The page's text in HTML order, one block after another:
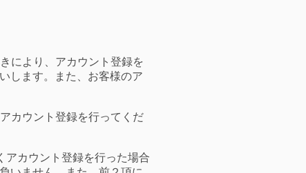
により、アカウント登録を
します。また、お客様のア
カウント登録を行ってくだ
アカウント登録を行った場合